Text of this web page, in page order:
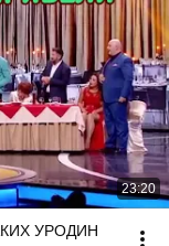
23:20
УРОДИН